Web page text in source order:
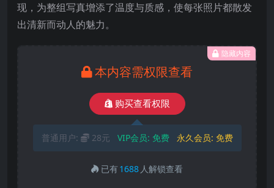
现，为整组写真增添了温度与质感，使每张照片都散发
出清新而动人的魅力。
隐藏内容
本内容需权限查看
购买查看权限
普通用户: 28元 VIP会员: 免费 永久会员: 免费
已有1688 人解锁查看